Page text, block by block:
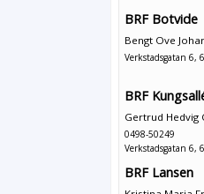
BRF Botvide
Bengt Ove
Verkstadsgatan 6,
BRF
Gertrud Hedvig
0498-50249
Verkstadsgatan 6,
BRF Lansen